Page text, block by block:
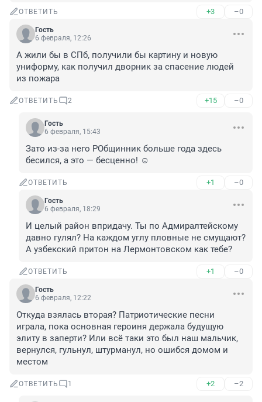
ОТВЕТИТЬ +3 –0
Гость
6 февраля, 12:26
А жили бы в СПб, получили бы картину и новую
униформу, как получил дворник за спасение людей
из пожара
ОТВЕТИТЬ 2 +15 –0
Гость
6 февраля, 15:43
Зато из-за него РОбщинник больше года здесь
бесился, а это — бесценно! ☺️
ОТВЕТИТЬ +1 –0
Гость
6 февраля, 18:29
И целый район впридачу. Ты по Адмиралтейскому
давно гулял? На каждом углу пловные не смущают?
А узбекский притон на Лермонтовском как тебе?
ОТВЕТИТЬ +1 –0
Гость
6 февраля, 12:22
Откуда взялась вторая? Патриотические песни
играла, пока основная героиня держала будущую
элиту в заперти? Или всё таки это был наш мальчик,
вернулся, гульнул, штурманул, но ошибся домом и
местом
ОТВЕТИТЬ 1 +2 –2